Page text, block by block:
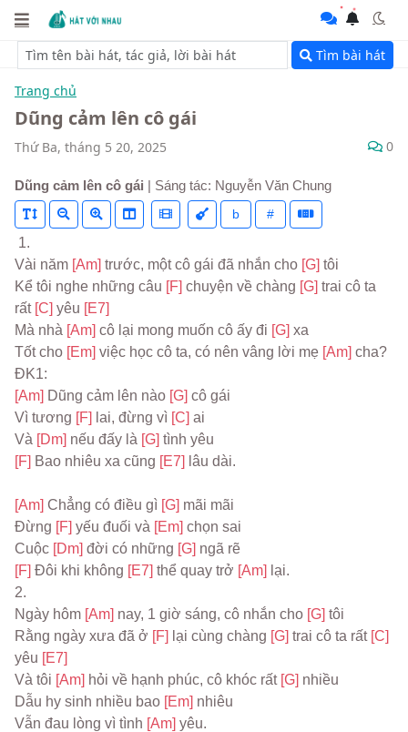
Tìm bài hát
Trang chủ
Dũng cảm lên cô gái
Thứ Ba, tháng 5 20, 2025 0
Dũng cảm lên cô gái | Sáng tác: Nguyễn Văn Chung
b #
1.
Vài năm [Am] trước, một cô gái đã nhắn cho [G] tôi
Kể tôi nghe những câu [F] chuyện về chàng [G] trai cô ta
rất [C] yêu [E7]
Mà nhà [Am] cô lại mong muốn cô ấy đi [G] xa
Tốt cho [Em] việc học cô ta, có nên vâng lời mẹ [Am] cha?
ĐK1:
[Am] Dũng cảm lên nào [G] cô gái
Vì tương [F] lai, đừng vì [C] ai
Và [Dm] nếu đấy là [G] tình yêu
[F] Bao nhiêu xa cũng [E7] lâu dài.
[Am] Chẳng có điều gì [G] mãi mãi
Đừng [F] yếu đuối và [Em] chọn sai
Cuộc [Dm] đời có những [G] ngã rẽ
[F] Đôi khi không [E7] thể quay trở [Am] lại.
2.
Ngày hôm [Am] nay, 1 giờ sáng, cô nhắn cho [G] tôi
Rằng ngày xưa đã ở [F] lại cùng chàng [G] trai cô ta rất
yêu [E7]
Và tôi [Am] hỏi về hạnh phúc, cô khóc rất [G] nhiều
Dẫu hy sinh nhiều bao [Em] nhiêu
Vẫn đau lòng vì tình [Am] yêu.